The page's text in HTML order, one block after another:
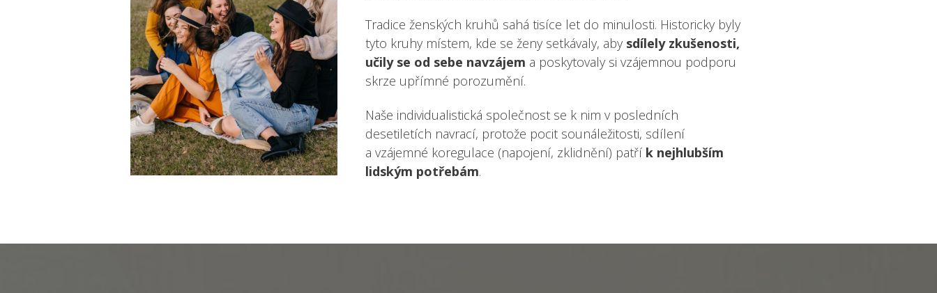
Tradice ženských kruhů sahá tisíce let do minulosti. Historicky byly
tyto kruhy místem, kde se ženy setkávaly, aby sdílely zkušenosti,
učily se od sebe navzájem a poskytovaly si vzájemnou podporu
skrze upřímné porozumění.
Naše individualistická společnost se k nim v posledních
desetiletích navrací, protože pocit sounáležitosti, sdílení
a vzájemné koregulace (napojení, zklidnění) patří k nejhlubším
lidským potřebám.